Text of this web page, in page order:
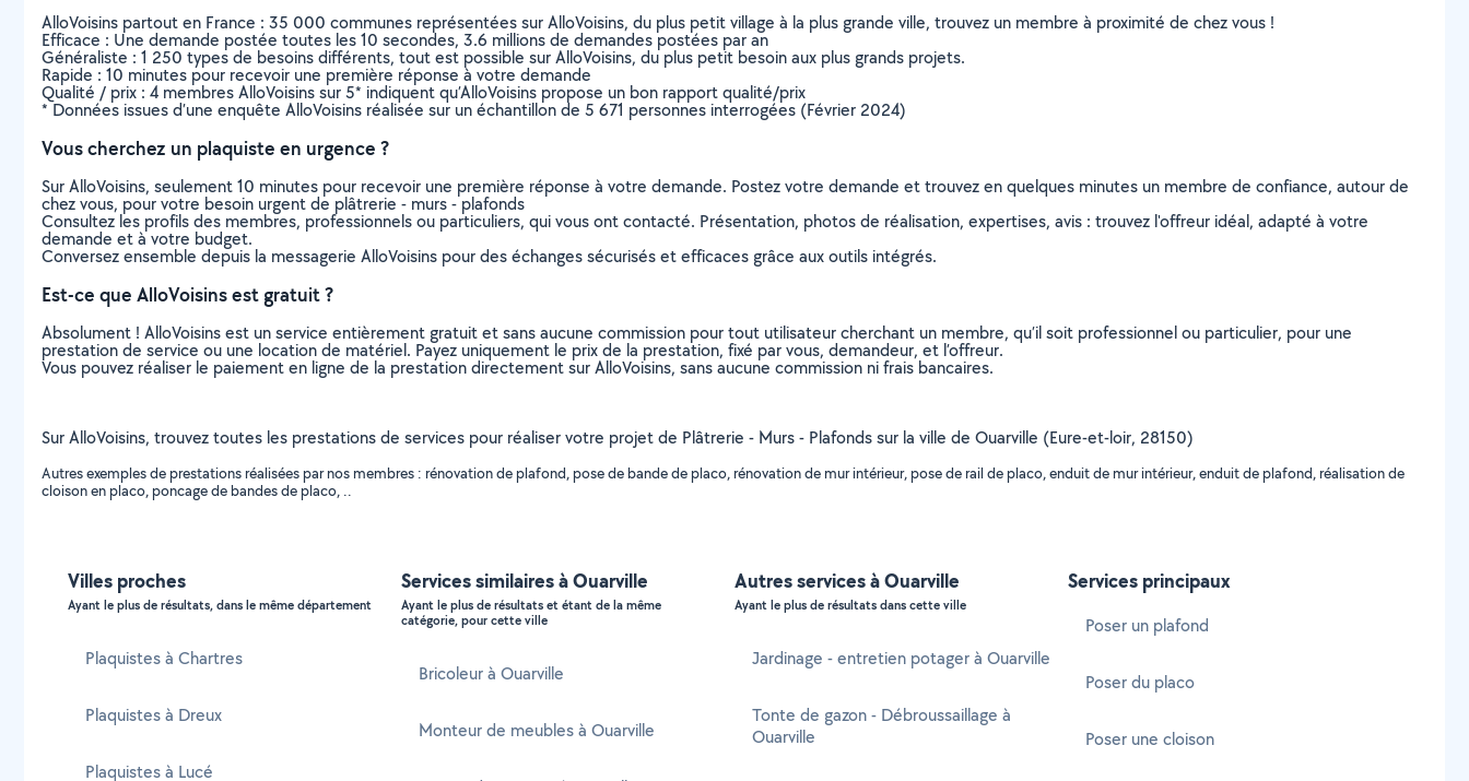
AlloVoisins partout en France : 35 000 communes représentées sur AlloVoisins, du plus petit village à la plus grande ville, trouvez un membre à proximité de chez vous !
Efficace : Une demande postée toutes les 10 secondes, 3.6 millions de demandes postées par an
Généraliste : 1 250 types de besoins différents, tout est possible sur AlloVoisins, du plus petit besoin aux plus grands projets.
Rapide : 10 minutes pour recevoir une première réponse à votre demande
Qualité / prix : 4 membres AlloVoisins sur 5* indiquent qu’AlloVoisins propose un bon rapport qualité/prix
* Données issues d’une enquête AlloVoisins réalisée sur un échantillon de 5 671 personnes interrogées (Février 2024)
Vous cherchez un plaquiste en urgence ?
Sur AlloVoisins, seulement 10 minutes pour recevoir une première réponse à votre demande. Postez votre demande et trouvez en quelques minutes un membre de confiance, autour de
chez vous, pour votre besoin urgent de plâtrerie - murs - plafonds
Consultez les profils des membres, professionnels ou particuliers, qui vous ont contacté. Présentation, photos de réalisation, expertises, avis : trouvez l'offreur idéal, adapté à votre
demande et à votre budget.
Conversez ensemble depuis la messagerie AlloVoisins pour des échanges sécurisés et efficaces grâce aux outils intégrés.
Est-ce que AlloVoisins est gratuit ?
Absolument ! AlloVoisins est un service entièrement gratuit et sans aucune commission pour tout utilisateur cherchant un membre, qu’il soit professionnel ou particulier, pour une
prestation de service ou une location de matériel. Payez uniquement le prix de la prestation, fixé par vous, demandeur, et l’offreur.
Vous pouvez réaliser le paiement en ligne de la prestation directement sur AlloVoisins, sans aucune commission ni frais bancaires.
Sur AlloVoisins, trouvez toutes les prestations de services pour réaliser votre projet de Plâtrerie - Murs - Plafonds sur la ville de Ouarville (Eure-et-loir, 28150)
Autres exemples de prestations réalisées par nos membres : rénovation de plafond, pose de bande de placo, rénovation de mur intérieur, pose de rail de placo, enduit de mur intérieur, enduit de plafond, réalisation de
cloison en placo, poncage de bandes de placo, ..
Villes proches
Ayant le plus de résultats, dans le même département
Plaquistes à Chartres
Plaquistes à Dreux
Plaquistes à Lucé
Services similaires à Ouarville
Ayant le plus de résultats et étant de la même
catégorie, pour cette ville
Bricoleur à Ouarville
Monteur de meubles à Ouarville
Autres services à Ouarville
Ayant le plus de résultats dans cette ville
Jardinage - entretien potager à Ouarville
Tonte de gazon - Débroussaillage à
Ouarville
Services principaux
Poser un plafond
Poser du placo
Poser une cloison